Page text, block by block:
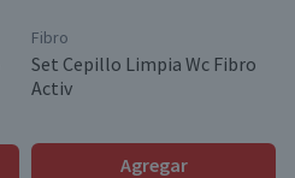
Fibro
Set Cepillo Limpia Wc Fibro
Activ
Agregar